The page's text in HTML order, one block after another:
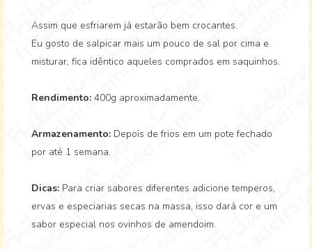
Assim que esfriarem já estarão bem crocantes.
Eu gosto de salpicar mais um pouco de sal por cima e
misturar, fica idêntico aqueles comprados em saquinhos.
Rendimento: 400g aproximadamente.
Armazenamento: Depois de frios em um pote fechado
por até 1 semana.
Dicas: Para criar sabores diferentes adicione temperos,
ervas e especiarias secas na massa, isso dará cor e um
sabor especial nos ovinhos de amendoim.